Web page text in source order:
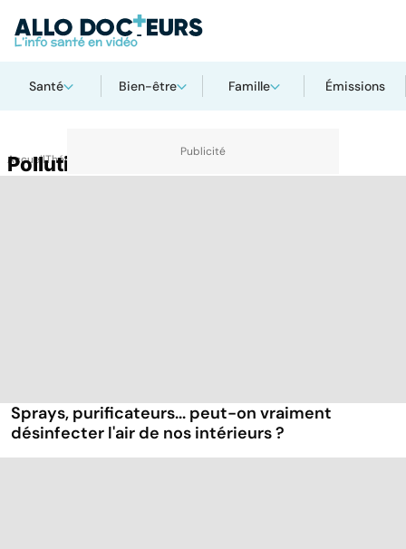
Santé Bien-être Famille Émissions
AccueilThématiques
Pollution de l'air
Sprays, purificateurs... peut-on vraiment
désinfecter l'air de nos intérieurs ?